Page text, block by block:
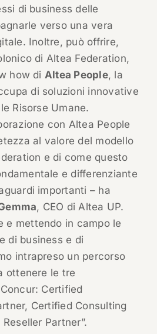
di business delle
verso una vera
Inoltre, può offrire,
di Altea Federation,
how di Altea People, la
di soluzioni innovative
Risorse Umane.
con Altea People
al valore del modello
e di come questo
e differenziante
importanti – ha
, CEO di Altea UP.
e mettendo in campo le
di business e di
intrapreso un percorso
ottenere le tre
Certified
Certified Consulting
Partner”.